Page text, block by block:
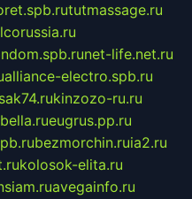
tutmassage.ru
net-life.net.ru
alliance-electro.spb.ru
kinzozo-ru.ru
eugrus.pp.ru
bezmorchin.ruia2.ru
kolosok-elita.ru
avegainfo.ru